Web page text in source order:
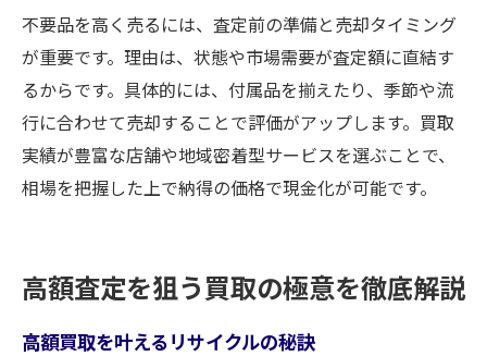
不要品を高く売るには、査定前の準備と売却タイミング
が重要です。理由は、状態や市場需要が査定額に直結す
るからです。具体的には、付属品を揃えたり、季節や流
行に合わせて売却することで評価がアップします。買取
実績が豊富な店舗や地域密着型サービスを選ぶことで、
相場を把握した上で納得の価格で現金化が可能です。
高額査定を狙う買取の極意を徹底解説
高額買取を叶えるリサイクルの秘訣